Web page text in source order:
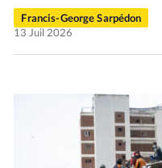
Francis-George Sarpédon
13 Juil 2026